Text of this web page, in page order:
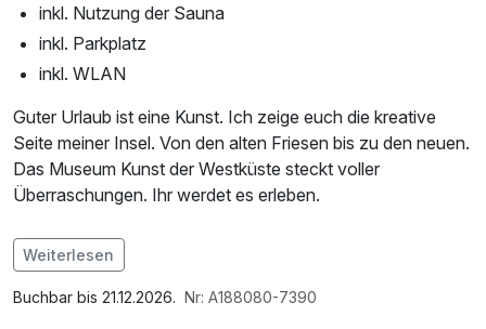
inkl. Nutzung der Sauna
inkl. Parkplatz
inkl. WLAN
Guter Urlaub ist eine Kunst. Ich zeige euch die kreative
Seite meiner Insel. Von den alten Friesen bis zu den neuen.
Das Museum Kunst der Westküste steckt voller
Überraschungen. Ihr werdet es erleben.
Im Angebot enthalten
1 Flasche Mineralwasser, Saunabenutzung, Parkplatz, W-
LAN Nutzung / Internetnutzung, kostenfreier Kaffee/Tee
Weiterlesen
Buchbar bis 21.12.2026. Nr: A188080-7390